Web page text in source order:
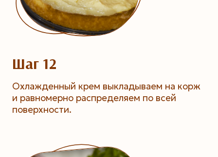
Шаг 12
Охлажденный крем выкладываем на корж
и равномерно распределяем по всей
поверхности.